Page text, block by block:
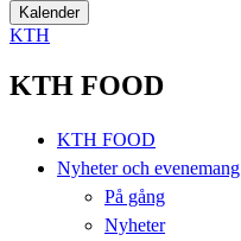
Kalender
KTH
KTH FOOD
KTH FOOD
Nyheter och evenemang
På gång
Nyheter